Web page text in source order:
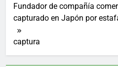
Fundador de compañía
capturado en Japón por
captura